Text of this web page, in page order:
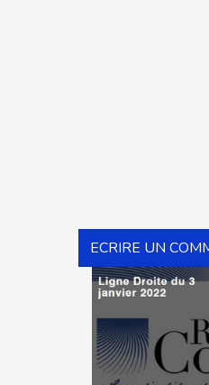
ECRIRE UN